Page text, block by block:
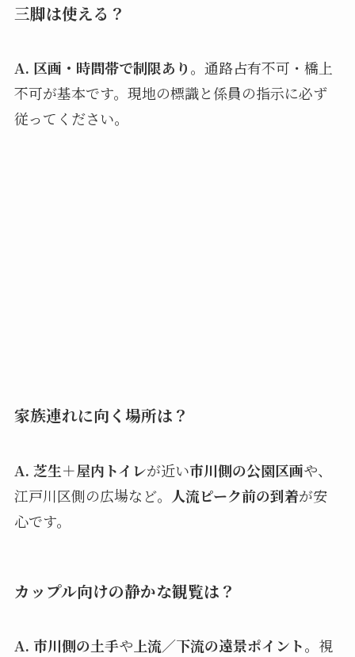
三脚は使える？
A. 区画・時間帯で制限あり。通路占有不可・橋上
不可が基本です。現地の標識と係員の指示に必ず
従ってください。
家族連れに向く場所は？
A. 芝生＋屋内トイレが近い市川側の公園区画や、
江戸川区側の広場など。 人流ピーク前の到着が安
心です。
カップル向けの静かな観覧は？
A. 市川側の土手や 上流／下流の遠景ポイント。視